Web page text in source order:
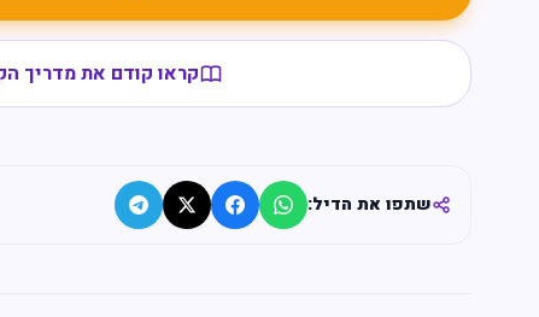
קראו קודם את מדריך
שתפו את הדיל: